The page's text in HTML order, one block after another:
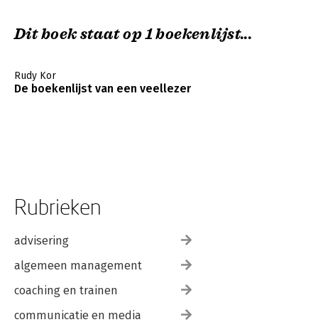
Dit boek staat op 1 boekenlijst...
Rudy Kor
De boekenlijst van een veellezer
Rubrieken
advisering
algemeen management
coaching en trainen
communicatie en media